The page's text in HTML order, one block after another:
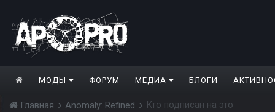
МОДЫ ФОРУМ МЕДИА БЛОГИ
Главная Anomaly: Refined Кто подписан на это